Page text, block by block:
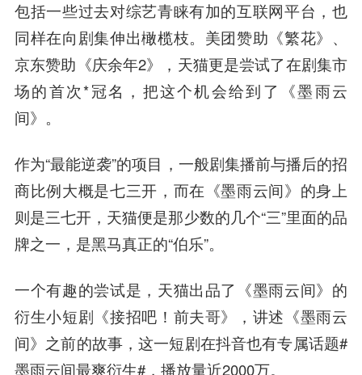
包括一些过去对综艺青睐有加的互联网平台，也
同样在向剧集伸出橄榄枝。美团赞助《繁花》、
京东赞助《庆余年2》，天猫更是尝试了在剧集市
场的首次*冠名，把这个机会给到了《墨雨云
间》。
作为“最能逆袭”的项目，一般剧集播前与播后的招
商比例大概是七三开，而在《墨雨云间》的身上
则是三七开，天猫便是那少数的几个“三”里面的品
牌之一，是黑马真正的“伯乐”。
一个有趣的尝试是，天猫出品了《墨雨云间》的
衍生小短剧《接招吧！前夫哥》，讲述《墨雨云
间》之前的故事，这一短剧在抖音也有专属话题#
墨雨云间最爽衍生#，播放量近2000万。